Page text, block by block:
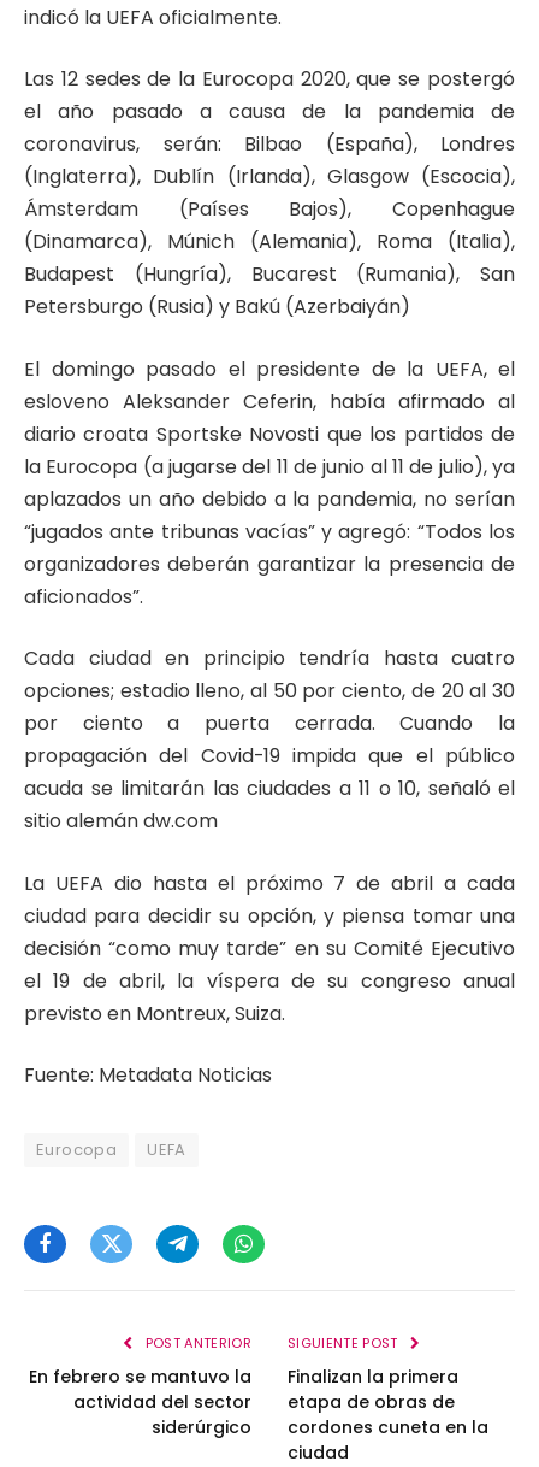
indicó la UEFA oficialmente.
Las 12 sedes de la Eurocopa 2020, que se postergó
el año pasado a causa de la pandemia de
coronavirus, serán: Bilbao (España), Londres
(Inglaterra), Dublín (Irlanda), Glasgow (Escocia),
Ámsterdam (Países Bajos), Copenhague
(Dinamarca), Múnich (Alemania), Roma (Italia),
Budapest (Hungría), Bucarest (Rumania), San
Petersburgo (Rusia) y Bakú (Azerbaiyán)
El domingo pasado el presidente de la UEFA, el
esloveno Aleksander Ceferin, había afirmado al
diario croata Sportske Novosti que los partidos de
la Eurocopa (a jugarse del 11 de junio al 11 de julio), ya
aplazados un año debido a la pandemia, no serían
“jugados ante tribunas vacías” y agregó: “Todos los
organizadores deberán garantizar la presencia de
aficionados”.
Cada ciudad en principio tendría hasta cuatro
opciones; estadio lleno, al 50 por ciento, de 20 al 30
por ciento a puerta cerrada. Cuando la
propagación del Covid-19 impida que el público
acuda se limitarán las ciudades a 11 o 10, señaló el
sitio alemán dw.com
La UEFA dio hasta el próximo 7 de abril a cada
ciudad para decidir su opción, y piensa tomar una
decisión “como muy tarde” en su Comité Ejecutivo
el 19 de abril, la víspera de su congreso anual
previsto en Montreux, Suiza.
Fuente: Metadata Noticias
Eurocopa UEFA
FacebookTwitterTelegramWhatsApp
POST ANTERIOR
En febrero se mantuvo la
actividad del sector
siderúrgico
SIGUIENTE POST
Finalizan la primera
etapa de obras de
cordones cuneta en la
ciudad